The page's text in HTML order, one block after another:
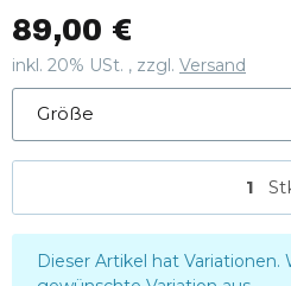
89,00 €
inkl. 20% USt. , zzgl. Versand
Größe
xDieser Artikel hat Variationen.